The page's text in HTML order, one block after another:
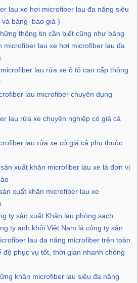
lau xe hơi microfiber lau đa năng siêu
bảng báo giá )
thông tin cần biết cũng như bảng
microfiber lau xe hơi microfiber lau đa
lau rửa xe ô tô cao cấp thông
lau microfiber chuyên dụng
lau rửa xe chuyên nghiệp có giá cả
lau rửa xe có giá cả phụ thuộc
xuất khăn microfiber lau xe là đơn vị
xuất khăn microfiber lau xe
ty sản xuất Khăn lau phòng sạch
ty anh khôi Việt Nam là công ty sản
lau đa năng microfiber trên toàn
độ phục vụ tốt, thời gian nhanh chóng
khăn microfiber lau siêu đa năng